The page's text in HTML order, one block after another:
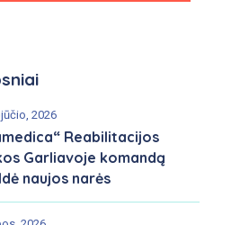
2026
Reabilitacijos
Garliavoje komandą
naujos narės